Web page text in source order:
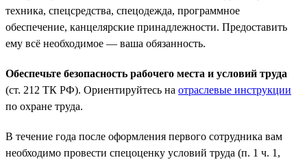
техника, спецсредства, спецодежда, программное
обеспечение, канцелярские принадлежности. Предоставить
ему всё необходимое — ваша обязанность.
Обеспечьте безопасность рабочего места и условий труда
(ст. 212 ТК РФ). Ориентируйтесь на отраслевые инструкции
по охране труда.
В течение года после оформления первого сотрудника вам
необходимо провести спецоценку условий труда (п. 1 ч. 1,